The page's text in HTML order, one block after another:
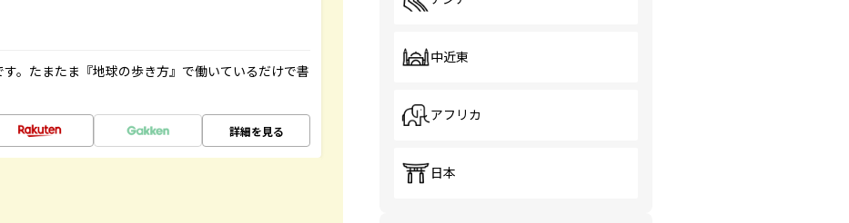
。たまたま『地球の歩き方』で働いているだけで書
詳細を見る
中近東
アフリカ
日本